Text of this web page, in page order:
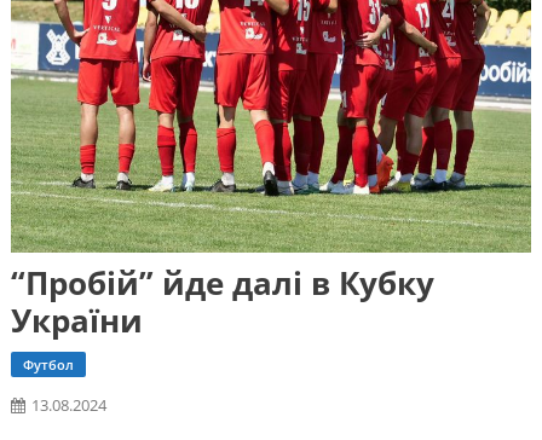
“Пробій” йде далі в Кубку
України
Футбол
13.08.2024